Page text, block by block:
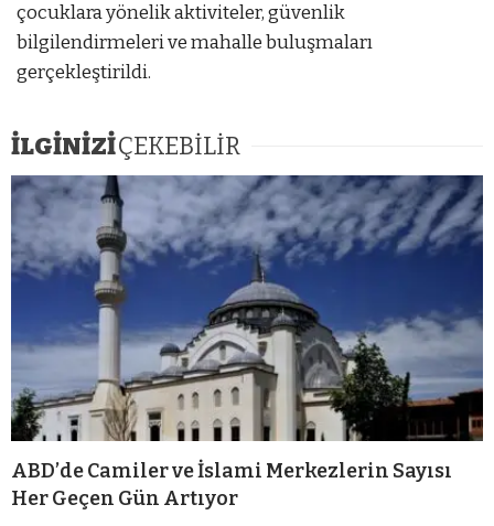
çocuklara yönelik aktiviteler, güvenlik
bilgilendirmeleri ve mahalle buluşmaları
gerçekleştirildi.
İLGİNİZİÇEKEBİLİR
ABD’de Camiler ve İslami Merkezlerin Sayısı
Her Geçen Gün Artıyor